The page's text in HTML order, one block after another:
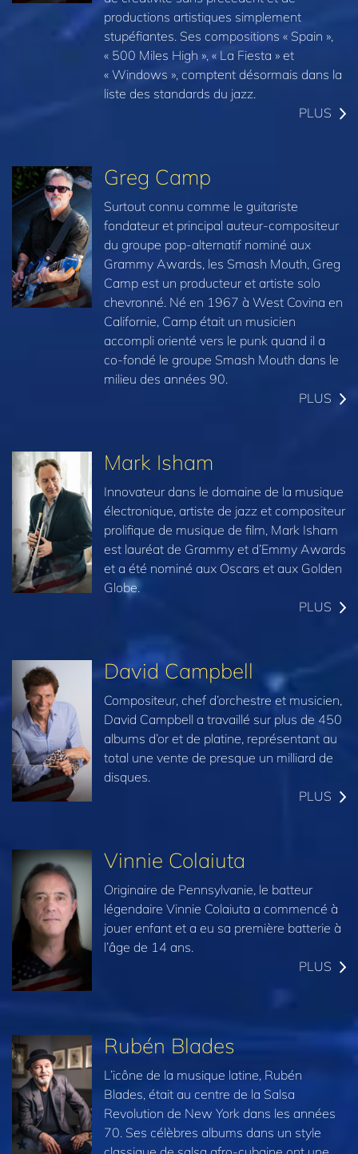
productions artistiques simplement
stupéfiantes. Ses compositions « Spain »,
« 500 Miles High », « La Fiesta » et
« Windows », comptent désormais dans la
liste des standards du jazz.
PLUS
Greg Camp
Surtout connu comme le guitariste
fondateur et principal auteur-compositeur
du groupe pop-alternatif nominé aux
Grammy Awards, les Smash Mouth, Greg
Camp est un producteur et artiste solo
chevronné. Né en 1967 à West Covina en
Californie, Camp était un musicien
accompli orienté vers le punk quand il a
co-fondé le groupe Smash Mouth dans le
milieu des années 90.
PLUS
Mark Isham
Innovateur dans le domaine de la musique
électronique, artiste de jazz et compositeur
prolifique de musique de film, Mark Isham
est lauréat de Grammy et d’Emmy Awards
et a été nominé aux Oscars et aux Golden
Globe.
PLUS
David Campbell
Compositeur, chef d’orchestre et musicien,
David Campbell a travaillé sur plus de 450
albums d’or et de platine, représentant au
total une vente de presque un milliard de
disques.
PLUS
Vinnie Colaiuta
Originaire de Pennsylvanie, le batteur
légendaire Vinnie Colaiuta a commencé à
jouer enfant et a eu sa première batterie à
l’âge de 14 ans.
PLUS
Rubén Blades
L’icône de la musique latine, Rubén
Blades, était au centre de la Salsa
Revolution de New York dans les années
70. Ses célèbres albums dans un style